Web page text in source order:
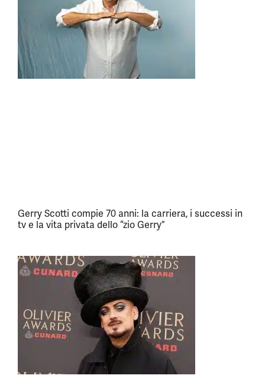
Gerry Scotti compie 70 anni: la carriera, i successi in
tv e la vita privata dello “zio Gerry”